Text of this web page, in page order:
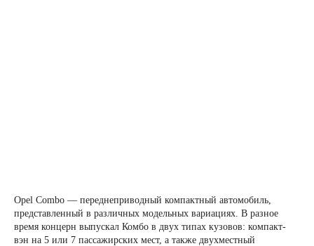
Opel Combo — переднеприводный компактный автомобиль,
представленный в различных модельных вариациях. В разное
время концерн выпускал Комбо в двух типах кузовов: компакт-
вэн на 5 или 7 пассажирских мест, а также двухместный